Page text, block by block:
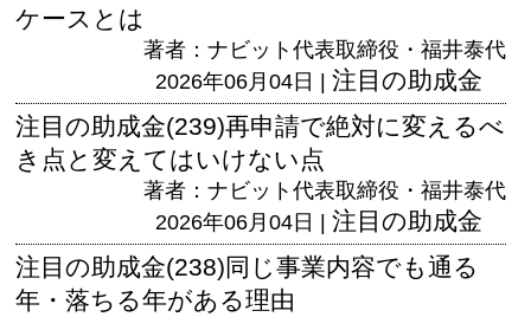
ケースとは
著者：ナビット代表取締役・福井泰代
2026年06月04日 | 注目の助成金
注目の助成金(239)再申請で絶対に変えるべ
き点と変えてはいけない点
著者：ナビット代表取締役・福井泰代
2026年06月04日 | 注目の助成金
注目の助成金(238)同じ事業内容でも通る
年・落ちる年がある理由